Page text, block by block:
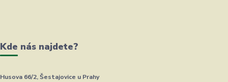
Kde nás najdete?
Husova 66/2, Šestajovice u Prahy